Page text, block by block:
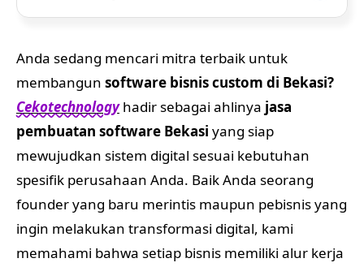
Anda sedang mencari mitra terbaik untuk
membangun software bisnis custom di Bekasi?
Cekotechnologyhadir sebagai ahlinya jasa
pembuatan software Bekasi yang siap
mewujudkan sistem digital sesuai kebutuhan
spesifik perusahaan Anda. Baik Anda seorang
founder yang baru merintis maupun pebisnis yang
ingin melakukan transformasi digital, kami
memahami bahwa setiap bisnis memiliki alur kerja